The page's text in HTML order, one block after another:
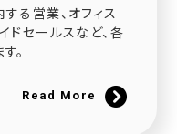
制作いたしました
る営業、オフィス
ドセールスなど、各
。
Read More